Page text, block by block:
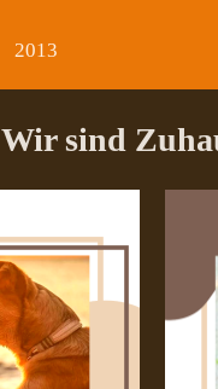
2013
Wir sind